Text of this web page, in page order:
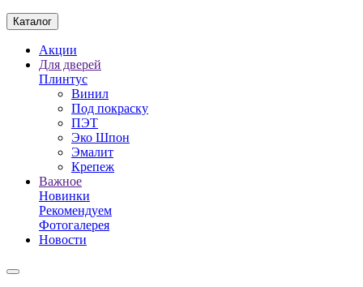
Каталог
Акции
Для дверей
Плинтус
Винил
Под покраску
ПЭТ
Эко Шпон
Эмалит
Крепеж
Важное
Новинки
Рекомендуем
Фотогалерея
Новости